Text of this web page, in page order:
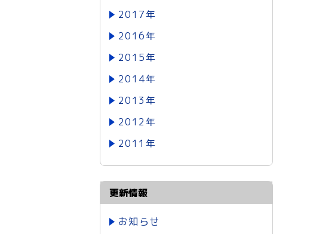
2017年
2016年
2015年
2014年
2013年
2012年
2011年
更新情報
お知らせ